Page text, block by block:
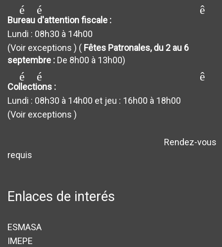
générateur_de
Bureau d'attention fiscale :
Lundi : 08h30 à 14h00
(Voir exceptions ) ( Fêtes Patronales, du 2 au 6
septembre : De 8h00 à 13h00)
générateur_de
Collections :
Lundi : 08h30 à 14h00 et jeu : 16h00 à 18h00
(Voir exceptions )
Rendez-vous
requis
Enlaces de interés
ESMASA
IMEPE